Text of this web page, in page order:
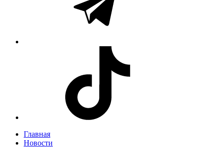
Главная
Новости